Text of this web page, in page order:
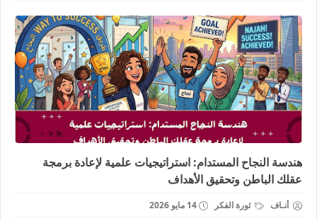
هندسة النجاح المستدام: استراتيجيات علمية لإعادة برمجة
عقلك الباطن وتحقيق الأهداف
أنـاف ثورة الفكر
14 مايو 2026